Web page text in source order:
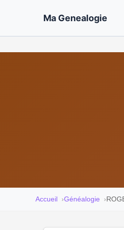
Ma Genealogie
Accueil Généalogie